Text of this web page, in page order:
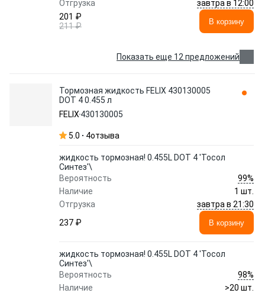
Отгрузка
завтра в 12:00
201 ₽
211 ₽
В корзину
Показать еще 12 предложений
Тормозная жидкость FELIX 430130005
DOT 4 0.455 л
FELIX 430130005
5.0 4отзыва
жидкость тормозная! 0.455L DOT 4 'Тосол
Синтез'\
Вероятность
99%
Наличие
1 шт.
Отгрузка
завтра в 21:30
237 ₽
В корзину
жидкость тормозная! 0.455L DOT 4 'Тосол
Синтез'\
Вероятность
98%
Наличие
>20 шт.